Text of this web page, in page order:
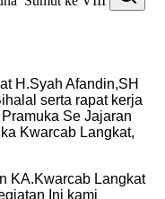
H.Syah Afandin,SH
serta rapat kerja
Se Jajaran
Kwarcab Langkat,
KA.Kwarcab Langkat
Ini kami